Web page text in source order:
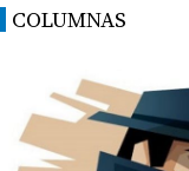
COLUMNAS